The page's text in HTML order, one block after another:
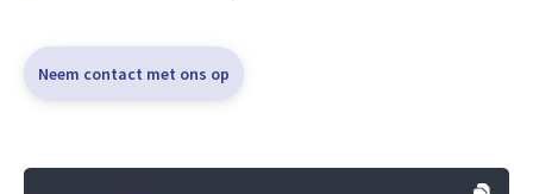
Neem contact met ons op